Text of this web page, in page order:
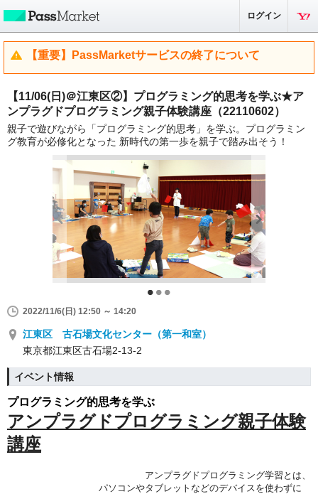
ログイン
【重要】PassMarketサービスの終了について
【11/06(日)＠江東区②】プログラミング的思考を学ぶ★ア
ンプラグドプログラミング親子体験講座（22110602）
親子で遊びながら「プログラミング的思考」を学ぶ。プログラミン
グ教育が必修化となった 新時代の第一歩を親子で踏み出そう！
2022/11/6(日) 12:50 ～ 14:20
江東区 古石場文化センター（第一和室）
東京都江東区古石場2-13-2
イベント情報
プログラミング的思考を学ぶ
アンプラグドプログラミング親子体験
講座
アンプラグドプログラミング学習とは、
パソコンやタブレットなどのデバイスを使わずに